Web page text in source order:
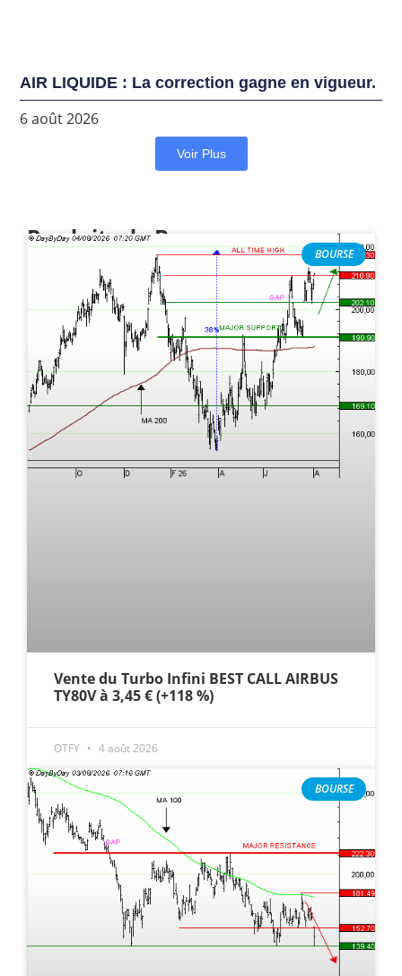
AIR LIQUIDE : La correction gagne en vigueur.
6 août 2026
Voir Plus
Produits de Bourse
BOURSE
Vente du Turbo Infini BEST CALL AIRBUS
TY80V à 3,45 € (+118 %)
OTFY 4 août 2026
BOURSE